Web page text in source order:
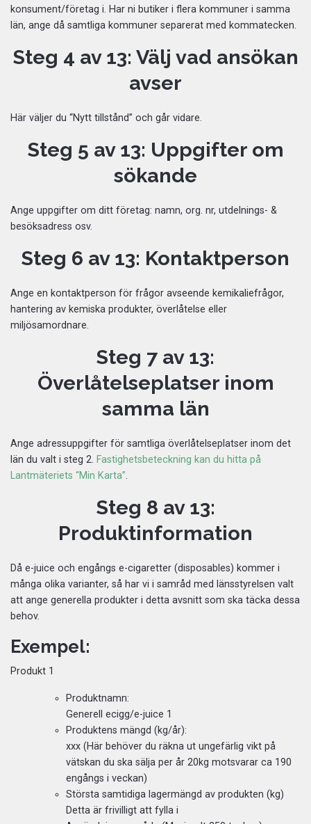
konsument/företag i. Har ni butiker i flera kommuner i samma
län, ange då samtliga kommuner separerat med kommatecken.
Steg 4 av 13: Välj vad ansökan
avser
Här väljer du “Nytt tillstånd” och går vidare.
Steg 5 av 13: Uppgifter om
sökande
Ange uppgifter om ditt företag: namn, org. nr, utdelnings- &
besöksadress osv.
Steg 6 av 13: Kontaktperson
Ange en kontaktperson för frågor avseende kemikaliefrågor,
hantering av kemiska produkter, överlåtelse eller
miljösamordnare.
Steg 7 av 13:
Överlåtelseplatser inom
samma län
Ange adressuppgifter för samtliga överlåtelseplatser inom det
län du valt i steg 2. Fastighetsbeteckning kan du hitta på
Lantmäteriets “Min Karta”.
Steg 8 av 13:
Produktinformation
Då e-juice och engångs e-cigaretter (disposables) kommer i
många olika varianter, så har vi i samråd med länsstyrelsen valt
att ange generella produkter i detta avsnitt som ska täcka dessa
behov.
Exempel:
Produkt 1
Produktnamn:
Generell ecigg/e-juice 1
Produktens mängd (kg/år):
xxx (Här behöver du räkna ut ungefärlig vikt på
vätskan du ska sälja per år 20kg motsvarar ca 190
engångs i veckan)
Största samtidiga lagermängd av produkten (kg)
Detta är frivilligt att fylla i